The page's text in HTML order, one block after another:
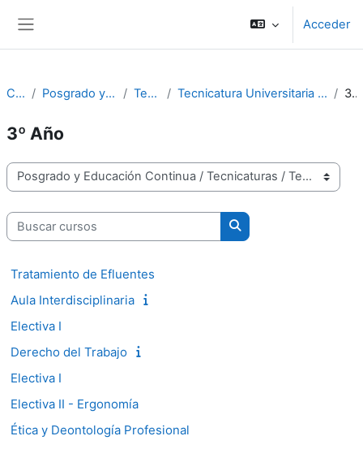
Acceder
Cursos Posgrado y Educación Continua Tecnicaturas Tecnicatura Universitaria en Higiene y Seguridad en el Trabajo 3º Año
3º Año
Categorías
Buscar cursos
Buscar cursos
Tratamiento de Efluentes
Aula Interdisciplinaria
Electiva I
Derecho del Trabajo
Electiva I
Electiva II - Ergonomía
Ética y Deontología Profesional